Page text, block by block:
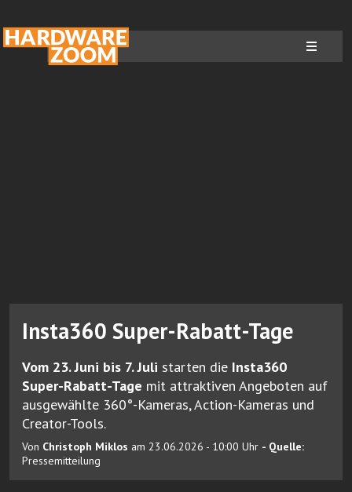
Insta360 Super-Rabatt-Tage
Vom 23. Juni bis 7. Juli starten die Insta360
Super-Rabatt-Tage mit attraktiven Angeboten auf
ausgewählte 360°-Kameras, Action-Kameras und
Creator-Tools.
Von Christoph Miklos am 23.06.2026 - 10:00 Uhr - Quelle:
Pressemitteilung